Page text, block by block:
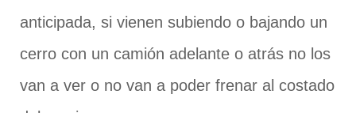
anticipada, si vienen subiendo o bajando un
cerro con un camión adelante o atrás no los
van a ver o no van a poder frenar al costado